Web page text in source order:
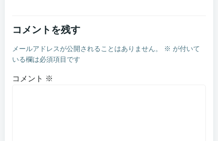
コメントを残す
メールアドレスが公開されることはありません。 ※ が付いて
いる欄は必須項目です
コメント ※